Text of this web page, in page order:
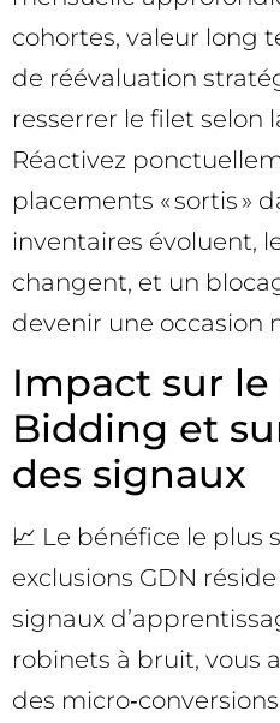
cohortes, valeur long
de réévaluation
resserrer le filet selon
Réactivez
placements « sortis »
inventaires évoluent,
changent, et un
devenir une occasion
Impact sur
Bidding et
des signaux
📈 Le bénéfice le plus
exclusions GDN
signaux
robinets à bruit, vous
des